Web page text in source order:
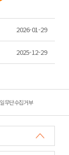
2026-01-29
2025-12-29
무단수집거부